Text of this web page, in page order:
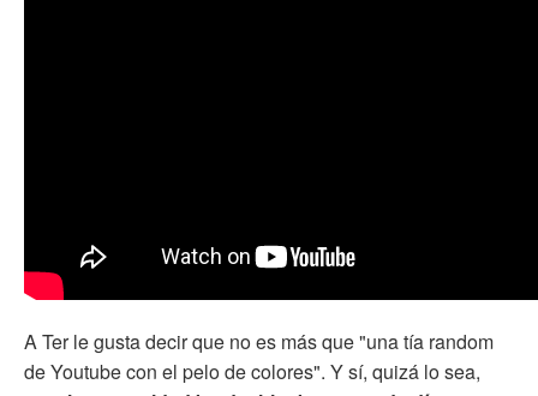
A Ter le gusta decir que no es más que "una tía random
de Youtube con el pelo de colores". Y sí, quizá lo sea,